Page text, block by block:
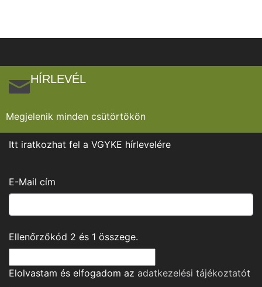
HÍRLEVÉL
Megjelenik minden csütörtökön
Itt iratkozhat fel a VGYKE hírlevelére
E-Mail cím
Ellenőrzőkód 2 és 1 összege.
Elolvastam és elfogadom az adatkezelési tájékoztatót